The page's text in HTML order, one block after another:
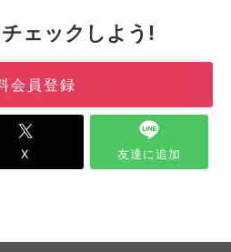
ェックしよう!
会員登録
X 友達に追加